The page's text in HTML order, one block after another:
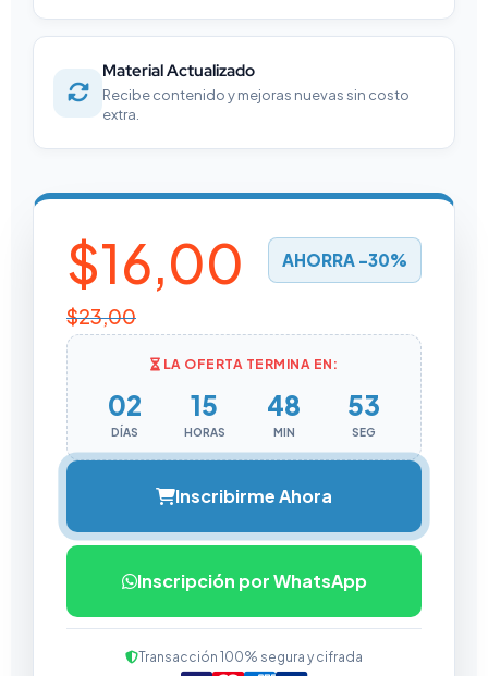
Material Actualizado
Recibe contenido y mejoras nuevas sin costo
extra.
$16,00
$23,00
AHORRA -30%
LA OFERTA TERMINA EN:
02
DÍAS
15
HORAS
48
MIN
53
SEG
Inscribirme Ahora
Inscripción por WhatsApp
Transacción 100% segura y cifrada